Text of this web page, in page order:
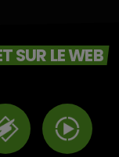
SUR LE WEB